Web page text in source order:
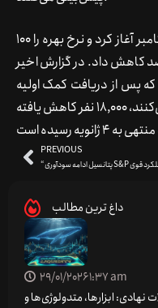
بانک مرکزی تسهیل این چرخه را در سپتامبر آغاز کرد و نرخ بهره را 100
به محدوده 4.25 تا 4.50 درصد کاهش داد. در گزارش اخیر
پس از دریافت کمک اولیه
مستمراً به صورت کلی حقوق دریافت می‌کنند، 18,000 نفر کاهش یافته
PREVIOUS
داغ ترین مطالب
29/01/20261:37 am
ابزارها، متدولوژی‌ها و